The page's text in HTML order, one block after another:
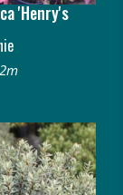
'Henry's